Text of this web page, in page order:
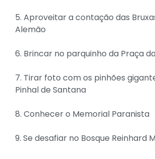
5. Aproveitar a contação das
Alemão
6. Brincar no parquinho da Praça
7. Tirar foto com os pinhões
Pinhal de Santana
8. Conhecer o Memorial Paranista
9. Se desafiar no Bosque Reinhard